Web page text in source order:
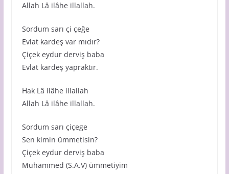
Allah Lâ ilâhe illallah.
Sordum sarı çi çeğe
Evlat kardeş var mıdır?
Çiçek eydur derviş baba
Evlat kardeş yapraktır.
Hak Lâ ilâhe illallah
Allah Lâ ilâhe illallah.
Sordum sarı çiçege
Sen kimin ümmetisin?
Çiçek eydur derviş baba
Muhammed (S.A.V) ümmetiyim